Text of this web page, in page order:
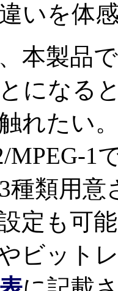
いを体
本製品
になる
れたい
MPEG-1
種類用
定も可
ビット